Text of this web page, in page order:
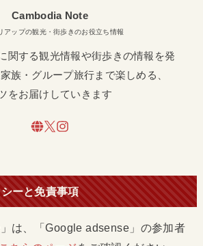
Cambodia Note
アップの観光・街歩きのお役立ち情報
関する観光情報や街歩きの情報を発
族・グループ旅行まで楽しめる、
をお届けしていきます
ーと免責事項
は、「Google adsense」の参加者